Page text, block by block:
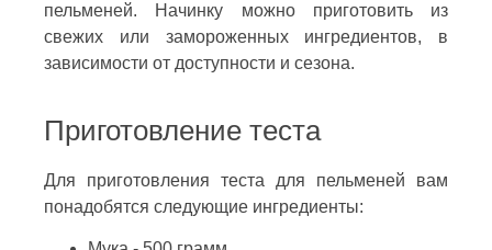
пельменей. Начинку можно приготовить из
свежих или замороженных ингредиентов, в
зависимости от доступности и сезона.
Приготовление теста
Для приготовления теста для пельменей вам
понадобятся следующие ингредиенты: